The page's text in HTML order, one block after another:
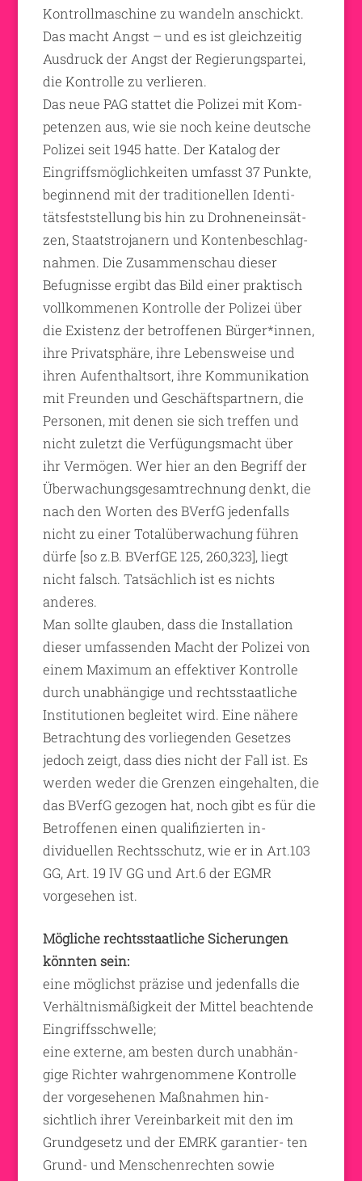
Kontrollmaschine zu wandeln anschickt.
Das macht Angst – und es ist gleichzeitig
Ausdruck der Angst der Regierungspartei,
die Kontrolle zu verlieren.
Das neue PAG stattet die Polizei mit Kom-
petenzen aus, wie sie noch keine deutsche
Polizei seit 1945 hatte. Der Katalog der
Eingriffsmöglichkeiten umfasst 37 Punkte,
beginnend mit der traditionellen Identi-
tätsfeststellung bis hin zu Drohneneinsät-
zen, Staatstrojanern und Kontenbeschlag-
nahmen. Die Zusammenschau dieser
Befugnisse ergibt das Bild einer praktisch
vollkommenen Kontrolle der Polizei über
die Existenz der betroffenen Bürger*innen,
ihre Privatsphäre, ihre Lebensweise und
ihren Aufenthaltsort, ihre Kommunikation
mit Freunden und Geschäftspartnern, die
Personen, mit denen sie sich treffen und
nicht zuletzt die Verfügungsmacht über
ihr Vermögen. Wer hier an den Begriff der
Überwachungsgesamtrechnung denkt, die
nach den Worten des BVerfG jedenfalls
nicht zu einer Totalüberwachung führen
dürfe [so z.B. BVerfGE 125, 260,323], liegt
nicht falsch. Tatsächlich ist es nichts
anderes.
Man sollte glauben, dass die Installation
dieser umfassenden Macht der Polizei von
einem Maximum an effektiver Kontrolle
durch unabhängige und rechtsstaatliche
Institutionen begleitet wird. Eine nähere
Betrachtung des vorliegenden Gesetzes
jedoch zeigt, dass dies nicht der Fall ist. Es
werden weder die Grenzen eingehalten, die
das BVerfG gezogen hat, noch gibt es für die
Betroffenen einen qualifizierten in-
dividuellen Rechtsschutz, wie er in Art.103
GG, Art. 19 IV GG und Art.6 der EGMR
vorgesehen ist.
Mögliche rechtsstaatliche Sicherungen
könnten sein:
eine möglichst präzise und jedenfalls die
Verhältnismäßigkeit der Mittel beachtende
Eingriffsschwelle;
eine externe, am besten durch unabhän-
gige Richter wahrgenommene Kontrolle
der vorgesehenen Maßnahmen hin-
sichtlich ihrer Vereinbarkeit mit den im
Grundgesetz und der EMRK garantier- ten
Grund- und Menschenrechten sowie